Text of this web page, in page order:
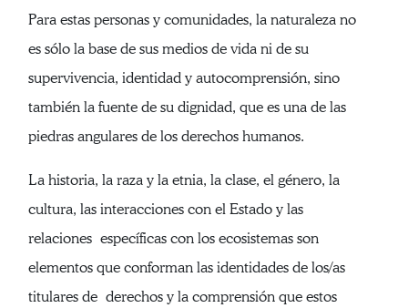
Para estas personas y comunidades, la naturaleza no
es sólo la base de sus medios de vida ni de su
supervivencia, identidad y autocomprensión, sino
también la fuente de su dignidad, que es una de las
piedras angulares de los derechos humanos.
La historia, la raza y la etnia, la clase, el género, la
cultura, las interacciones con el Estado y las
relaciones específicas con los ecosistemas son
elementos que conforman las identidades de los/as
titulares de derechos y la comprensión que estos